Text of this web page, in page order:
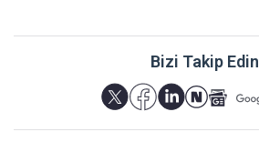
Bizi Takip Edin